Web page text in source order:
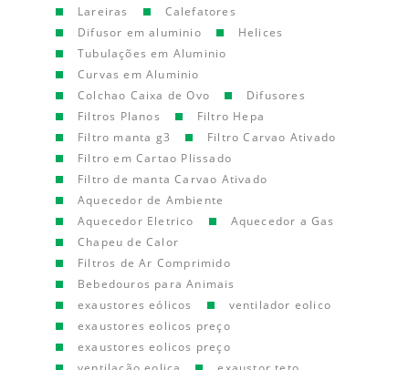
Lareiras
Calefatores
Difusor em aluminio
Helices
Tubulações em Aluminio
Curvas em Aluminio
Colchao Caixa de Ovo
Difusores
Filtros Planos
Filtro Hepa
Filtro manta g3
Filtro Carvao Ativado
Filtro em Cartao Plissado
Filtro de manta Carvao Ativado
Aquecedor de Ambiente
Aquecedor Eletrico
Aquecedor a Gas
Chapeu de Calor
Filtros de Ar Comprimido
Bebedouros para Animais
exaustores eólicos
ventilador eolico
exaustores eolicos preço
exaustores eolicos preço